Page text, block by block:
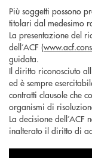
Più soggetti possono
titolari dal medesimo
La presentazione del
dell’ACF (
guidata.
Il diritto riconosciuto
ed è sempre
contratti clausole che
organismi di
La decisione dell’ACF
inalterato il diritto di